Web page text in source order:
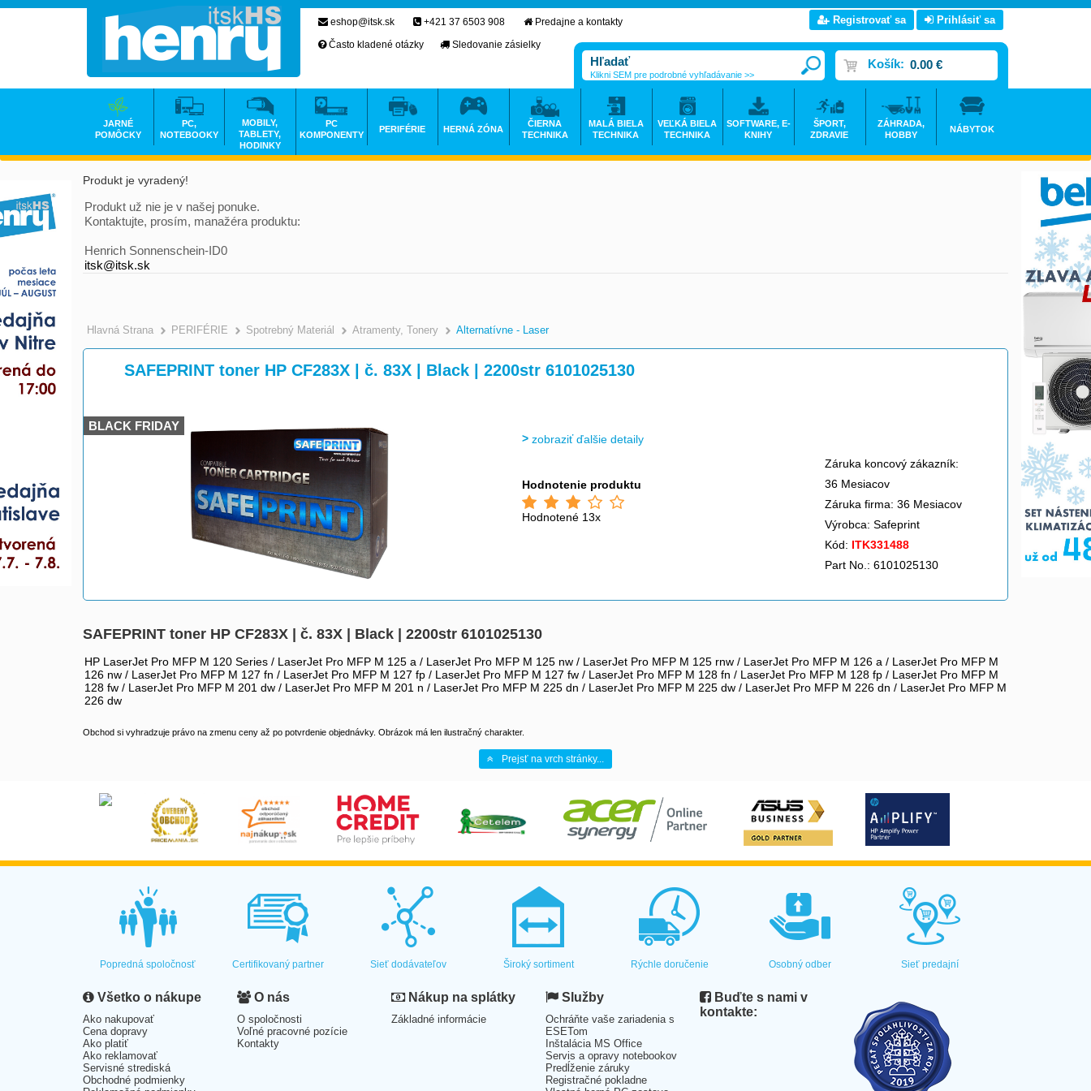
Produkt je vyradený!
Produkt už nie je v našej ponuke.
Kontaktujte, prosím, manažéra produktu:
Henrich Sonnenschein-ID0
itsk@itsk.sk
Hlavná Strana >
PERIFÉRIE >
Spotrebný Materiál >
Atramenty, Tonery >
Alternatívne - Laser
SAFEPRINT toner HP CF283X | č. 83X | Black | 2200str 6101025130
BLACK FRIDAY
zobraziť ďalšie detaily
Hodnotenie produktu
Hodnotené 13x
Záruka koncový zákazník:
36 Mesiacov
Záruka firma: 36 Mesiacov
Výrobca: Safeprint
Kód: ITK331488
Part No.: 6101025130
SAFEPRINT toner HP CF283X | č. 83X | Black | 2200str 6101025130
HP LaserJet Pro MFP M 120 Series / LaserJet Pro MFP M 125 a / LaserJet Pro MFP M 125 nw / LaserJet Pro MFP M 125 rnw / LaserJet Pro MFP M 126 a / LaserJet Pro MFP M
126 nw / LaserJet Pro MFP M 127 fn / LaserJet Pro MFP M 127 fp / LaserJet Pro MFP M 127 fw / LaserJet Pro MFP M 128 fn / LaserJet Pro MFP M 128 fp / LaserJet Pro MFP M
128 fw / LaserJet Pro MFP M 201 dw / LaserJet Pro MFP M 201 n / LaserJet Pro MFP M 225 dn / LaserJet Pro MFP M 225 dw / LaserJet Pro MFP M 226 dn / LaserJet Pro MFP M
226 dw
Obchod si vyhradzuje právo na zmenu ceny až po potvrdenie objednávky. Obrázok má len ilustračný charakter.
Prejsť na vrch stránky...
eshop@itsk.sk +421 37 6503 908
Predajne a kontakty
Často kladené otázky
Sledovanie zásielky
Registrovať sa Prihlásiť sa
Košík: 0.00 €
Klikni SEM pre podrobné vyhľadávanie >>
JARNÉ
POMÔCKY
PC,
NOTEBOOKY
MOBILY,
TABLETY,
HODINKY
PC
KOMPONENTY
PERIFÉRIE HERNÁ ZÓNA
ČIERNA
TECHNIKA
MALÁ BIELA
TECHNIKA
VEĽKÁ BIELA
TECHNIKA
SOFTWARE, E-
KNIHY
ŠPORT,
ZDRAVIE
ZÁHRADA,
HOBBY
NÁBYTOK
Popredná spoločnosť Certifikovaný partner Sieť dodávateľov Široký sortiment Rýchle doručenie Osobný odber Sieť predajní
Všetko o nákupe
Ako nakupovať
Cena dopravy
Ako platiť
Ako reklamovať
Servisné strediská
Obchodné podmienky
O nás
O spoločnosti
Voľné pracovné pozície
Kontakty
Nákup na splátky
Základné informácie
Služby
Ochráňte vaše zariadenia s
ESETom
Inštalácia MS Office
Servis a opravy notebookov
Predĺženie záruky
Registračné pokladne
Buďte s nami v
kontakte: